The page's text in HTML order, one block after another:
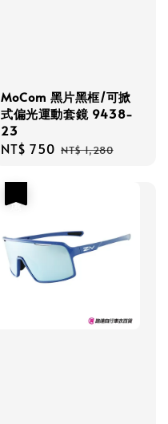
MoCom 黑片黑框/可掀
式偏光運動套鏡 9438-
23
Sale
NT$ 750 Regular
NT$ 1,280